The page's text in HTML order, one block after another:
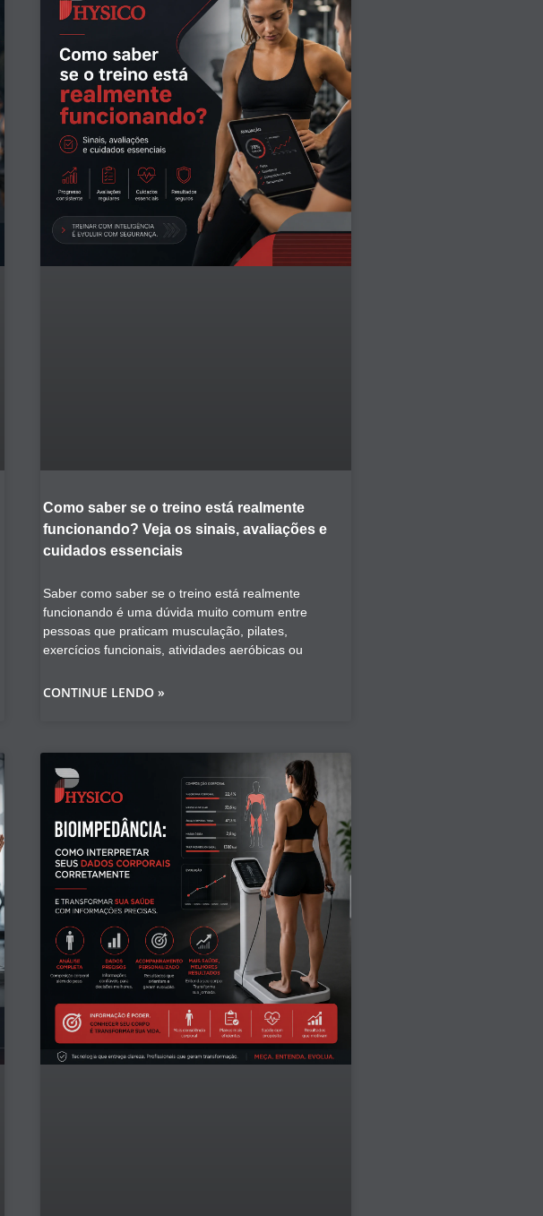
Como saber se o treino está realmente
funcionando? Veja os sinais, avaliações e
cuidados essenciais
Saber como saber se o treino está realmente
funcionando é uma dúvida muito comum entre
pessoas que praticam musculação, pilates,
exercícios funcionais, atividades aeróbicas ou
CONTINUE LENDO »